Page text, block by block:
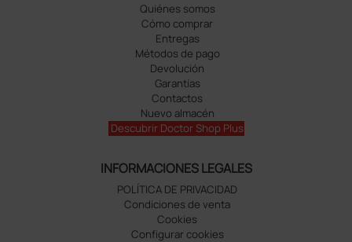
Quiénes somos
Cómo comprar
Entregas
Métodos de pago
Devolución
Garantías
Contactos
Nuevo almacén
Descubrir Doctor Shop Plus
INFORMACIONES LEGALES
POLÍTICA DE PRIVACIDAD
Condiciones de venta
Cookies
Configurar cookies